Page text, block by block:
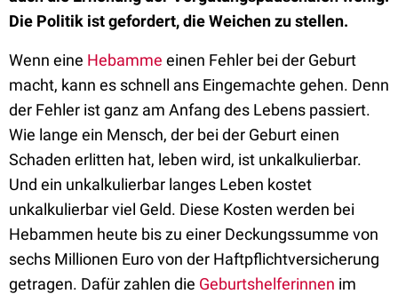
Die Politik ist gefordert, die Weichen zu stellen.
Wenn eine Hebamme einen Fehler bei der Geburt
macht, kann es schnell ans Eingemachte gehen. Denn
der Fehler ist ganz am Anfang des Lebens passiert.
Wie lange ein Mensch, der bei der Geburt einen
Schaden erlitten hat, leben wird, ist unkalkulierbar.
Und ein unkalkulierbar langes Leben kostet
unkalkulierbar viel Geld. Diese Kosten werden bei
Hebammen heute bis zu einer Deckungssumme von
sechs Millionen Euro von der Haftpflichtversicherung
getragen. Dafür zahlen die Geburtshelferinnen im